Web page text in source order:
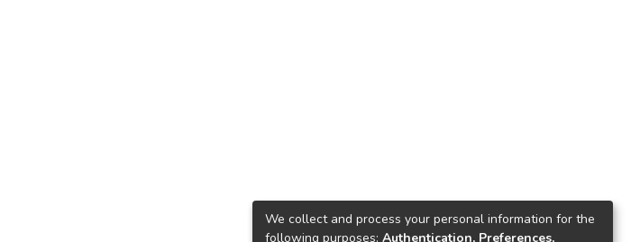
We collect and process your personal information for the
following purposes: Authentication, Preferences,